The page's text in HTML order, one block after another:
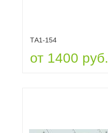
ТА1-154
от 1400 руб.